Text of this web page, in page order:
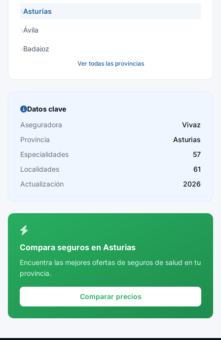
Asturias
Ávila
Badajoz
Burgos
Cáceres
Cádiz
Cantabria
Castellón
Córdoba
Cuenca
Girona
Ver todas las provincias
Datos clave
Aseguradora
Vivaz
Provincia
Asturias
Especialidades
57
Localidades
61
Actualización
2026
Compara seguros en Asturias
Encuentra las mejores ofertas de seguros de salud en tu
provincia.
Comparar precios